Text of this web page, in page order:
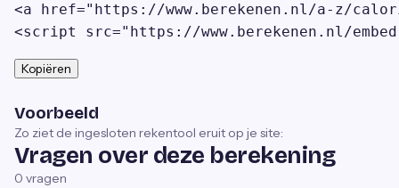
<a href="https://www.berekenen.nl/a-z/
<script src="https://www.berekenen.nl/
Kopiëren
Voorbeeld
Zo ziet de ingesloten rekentool eruit op je site:
Vragen over deze berekening
0 vragen